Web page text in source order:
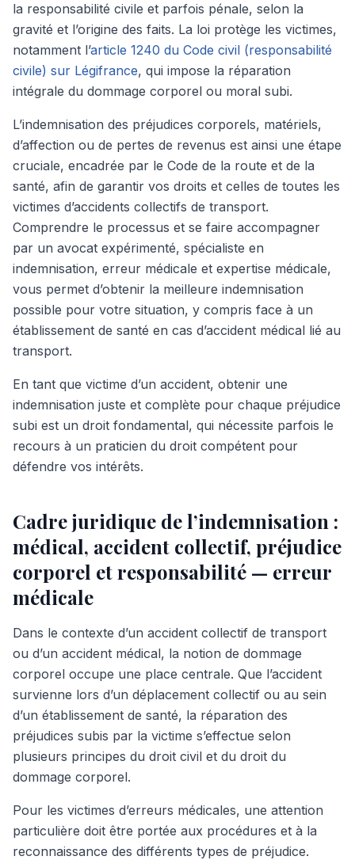
la responsabilité civile et parfois pénale, selon la
gravité et l’origine des faits. La loi protège les victimes,
notamment l’article 1240 du Code civil (responsabilité
civile) sur Légifrance, qui impose la réparation
intégrale du dommage corporel ou moral subi.
L’indemnisation des préjudices corporels, matériels,
d’affection ou de pertes de revenus est ainsi une étape
cruciale, encadrée par le Code de la route et de la
santé, afin de garantir vos droits et celles de toutes les
victimes d’accidents collectifs de transport.
Comprendre le processus et se faire accompagner
par un avocat expérimenté, spécialiste en
indemnisation, erreur médicale et expertise médicale,
vous permet d’obtenir la meilleure indemnisation
possible pour votre situation, y compris face à un
établissement de santé en cas d’accident médical lié au
transport.
En tant que victime d’un accident, obtenir une
indemnisation juste et complète pour chaque préjudice
subi est un droit fondamental, qui nécessite parfois le
recours à un praticien du droit compétent pour
défendre vos intérêts.
Cadre juridique de l’indemnisation :
médical, accident collectif, préjudice
corporel et responsabilité — erreur
médicale
Dans le contexte d’un accident collectif de transport
ou d’un accident médical, la notion de dommage
corporel occupe une place centrale. Que l’accident
survienne lors d’un déplacement collectif ou au sein
d’un établissement de santé, la réparation des
préjudices subis par la victime s’effectue selon
plusieurs principes du droit civil et du droit du
dommage corporel.
Pour les victimes d’erreurs médicales, une attention
particulière doit être portée aux procédures et à la
reconnaissance des différents types de préjudice.